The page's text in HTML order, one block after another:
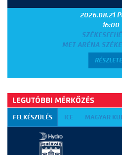
2026.08.21
16:00
MET ARÉNA
LEGUTÓBBI MÉRKŐZÉS
FELKÉSZÜLÉS ICE MAGYAR